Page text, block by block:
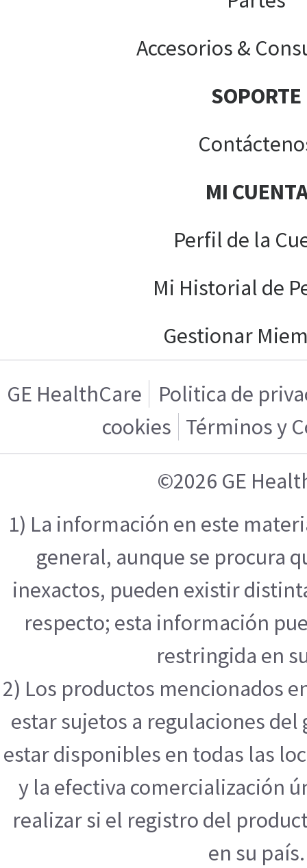
Accesorios &
SOPORTE
MI
Perfil de la
Mi Historial de
Gestionar
GE HealthCare
Politica de
cookies Términos y
©2026 GE
1) La información en este
general, aunque se procura
inexactos, pueden existir
respecto; esta información
restringida en
2) Los productos mencionados
estar sujetos a regulaciones
estar disponibles en todas las
y la efectiva comercialización
realizar si el registro del
en su país.